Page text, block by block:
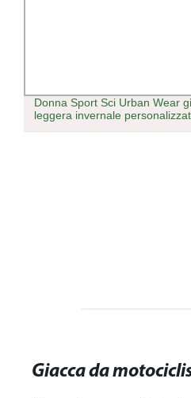
Donna Sport Sci Urban Wear
leggera invernale